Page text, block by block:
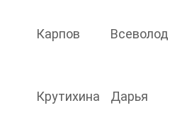
Карпов Всеволод
Крутихина Дарья